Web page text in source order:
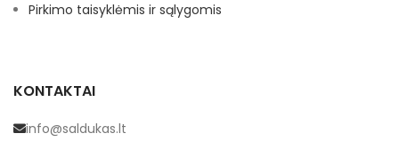
Pirkimo taisyklėmis ir sąlygomis
KONTAKTAI
info@saldukas.lt